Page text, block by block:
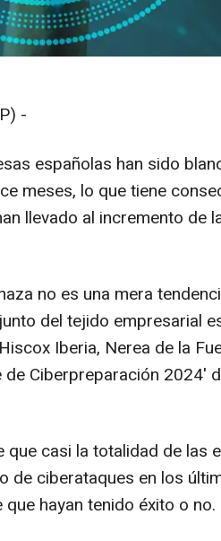
-
españolas han sido
meses, lo que tiene
llevado al incremento de
no es una mera
del tejido empresarial
Iberia, Nerea de la
Ciberpreparación 2024'
casi la totalidad de las
de ciberataques en los
hayan tenido éxito o no.